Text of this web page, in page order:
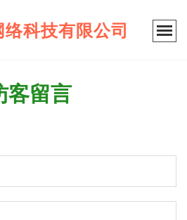
科技有限公司
客留言